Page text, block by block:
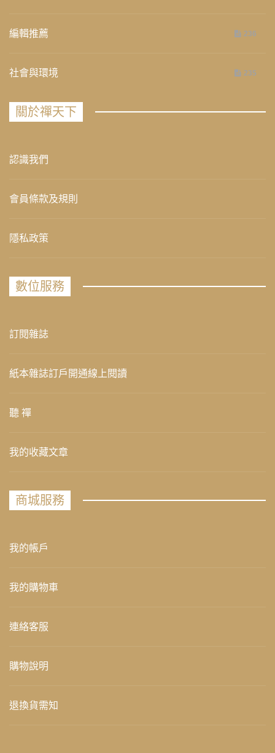
編輯推薦 236
社會與環境 235
關於禪天下
認識我們
會員條款及規則
隱私政策
數位服務
訂閱雜誌
紙本雜誌訂戶開通線上閱讀
聽 禪
我的收藏文章
商城服務
我的帳戶
我的購物車
連絡客服
購物說明
退換貨需知